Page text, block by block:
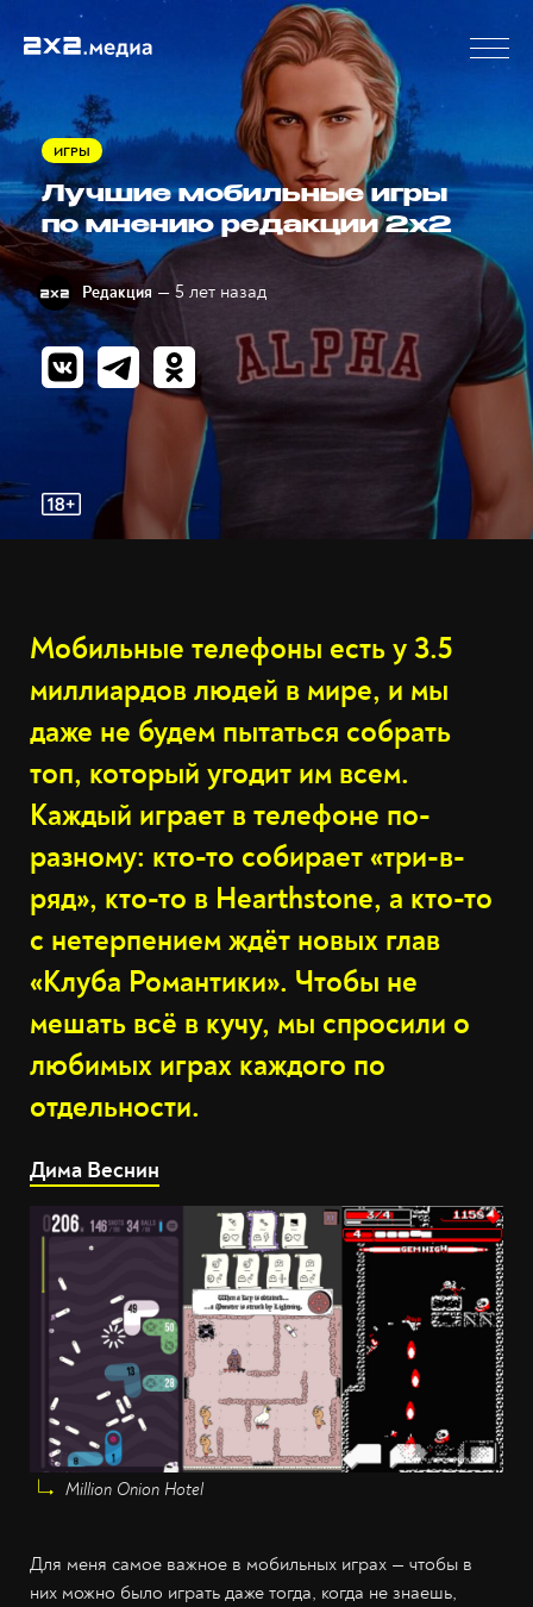
ИГРЫ
Лучшие мобильные игры
по мнению редакции 2х2
Редакция — 5 лет назад
Мобильные телефоны есть у 3.5
миллиардов людей в мире, и мы
даже не будем пытаться собрать
топ, который угодит им всем.
Каждый играет в телефоне по-
разному: кто-то собирает «три-в-
ряд», кто-то в Hearthstone, а кто-то
с нетерпением ждёт новых глав
«Клуба Романтики». Чтобы не
мешать всё в кучу, мы спросили о
любимых играх каждого по
отдельности.
Дима Веснин
Million Onion Hotel
Для меня самое важное в мобильных играх — чтобы в
них можно было играть даже тогда, когда не знаешь,